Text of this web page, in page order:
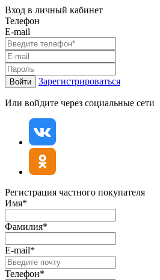
Вход в личный кабинет
Телефон
E-mail
Войти Зарегистрироваться
Или войдите через социальные сети
Регистрация частного покупателя
Имя*
Фамилия*
E-mail*
Телефон*